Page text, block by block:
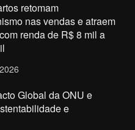
retomam
nas vendas e atraem
renda de R$ 8 mil a
Global da ONU e
e